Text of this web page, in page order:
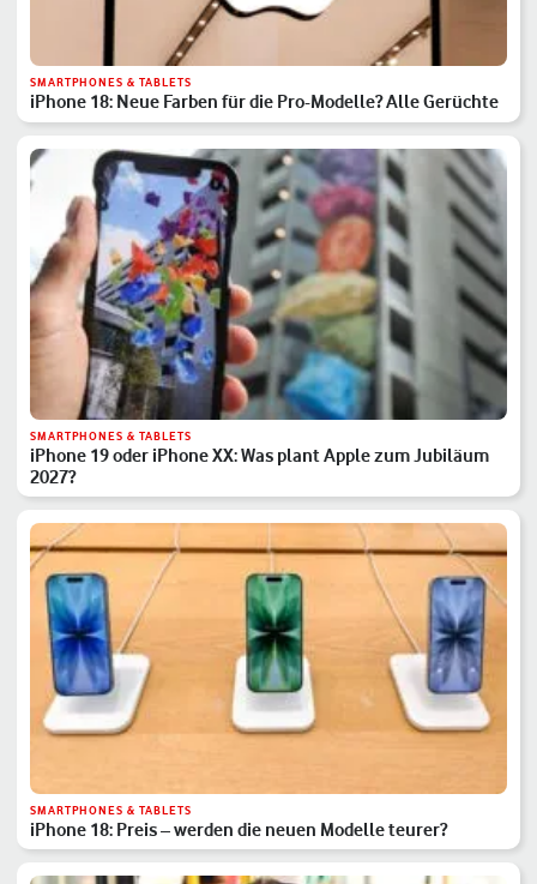
SMARTPHONES & TABLETS
iPhone 18: Neue Farben für die Pro-Modelle? Alle Gerüchte
SMARTPHONES & TABLETS
iPhone 19 oder iPhone XX: Was plant Apple zum Jubiläum
2027?
SMARTPHONES & TABLETS
iPhone 18: Preis – werden die neuen Modelle teurer?